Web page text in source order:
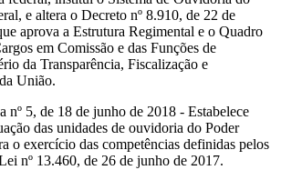
e altera o Decreto nº 8.910, de 22 de
aprova a Estrutura Regimental e o Quadro
em Comissão e das Funções de
da Transparência, Fiscalização e
União.
nº 5, de 18 de junho de 2018 - Estabelece
das unidades de ouvidoria do Poder
o exercício das competências definidas pelos
nº 13.460, de 26 de junho de 2017.